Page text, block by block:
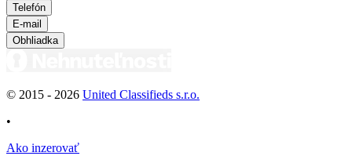
Telefón
E-mail
Obhliadka
© 2015 - 2026 United Classifieds s.r.o.
•
Ako inzerovať